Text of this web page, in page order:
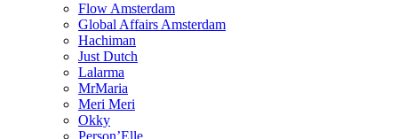
Flow Amsterdam
Global Affairs Amsterdam
Hachiman
Just Dutch
Lalarma
MrMaria
Meri Meri
Okky
Person’Elle